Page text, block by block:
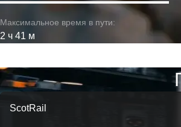
Максимальное время в пути:
2 ч 41 м
ScotRail